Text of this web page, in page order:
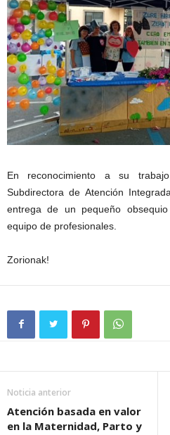
En reconocimiento a su
Subdirectora de Atención
entrega de un pequeño
equipo de profesionales.
Zorionak!
Noticia anterior
Atención basada en valor
en la Maternidad, Parto y